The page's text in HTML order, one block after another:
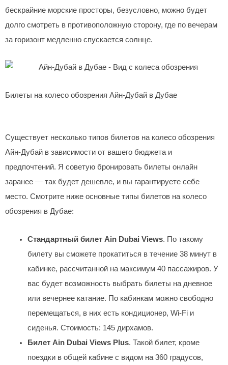
бескрайние морские просторы, безусловно, можно будет
долго смотреть в противоположную сторону, где по вечерам
за горизонт медленно спускается солнце.
Билеты на колесо обозрения Айн-Дубай в Дубае
Существует несколько типов билетов на колесо обозрения
Айн-Дубай в зависимости от вашего бюджета и
предпочтений. Я советую бронировать билеты онлайн
заранее — так будет дешевле, и вы гарантируете себе
место. Смотрите ниже основные типы билетов на колесо
обозрения в Дубае:
Стандартный билет Ain Dubai Views. По такому
билету вы сможете прокатиться в течение 38 минут в
кабинке, рассчитанной на максимум 40 пассажиров. У
вас будет возможность выбрать билеты на дневное
или вечернее катание. По кабинкам можно свободно
перемещаться, в них есть кондиционер, Wi-Fi и
сиденья. Стоимость: 145 дирхамов.
Билет Ain Dubai Views Plus. Такой билет, кроме
поездки в общей кабине с видом на 360 градусов,